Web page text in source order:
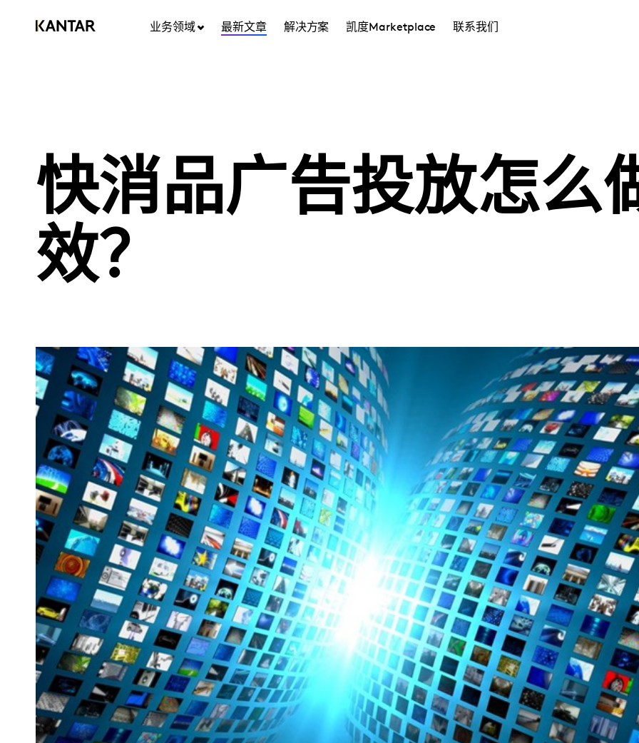
业务领域 最新文章 解决方案 凯度Marketplace 联系我们
快消品广告投放怎么
效？